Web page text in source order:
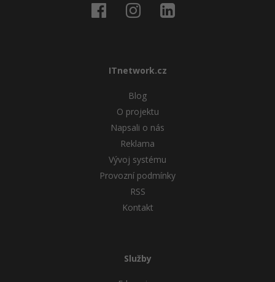
ITnetwork.cz
Blog
O projektu
Napsali o nás
Reklama
Vývoj systému
Provozní podmínky
RSS
Kontakt
Služby